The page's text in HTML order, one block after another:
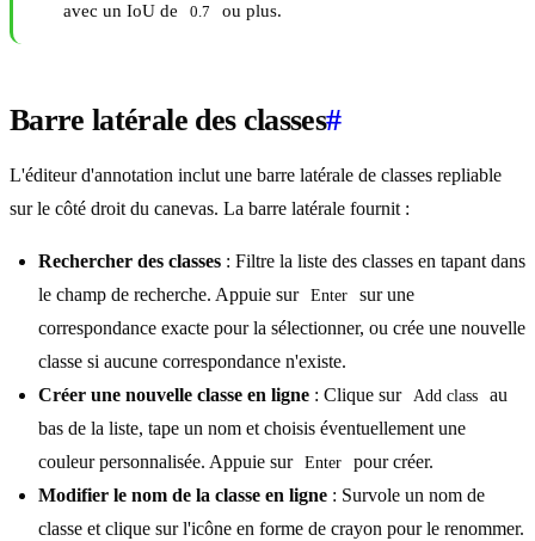
avec un IoU de
0.7 ou plus.
Barre latérale des classes#
L'éditeur d'annotation inclut une barre latérale de classes repliable
sur le côté droit du canevas. La barre latérale fournit :
Rechercher des classes : Filtre la liste des classes en tapant dans
le champ de recherche. Appuie sur Enter
sur une
correspondance exacte pour la sélectionner, ou crée une nouvelle
classe si aucune correspondance n'existe.
Créer une nouvelle classe en ligne : Clique sur Add class
au
bas de la liste, tape un nom et choisis éventuellement une
couleur personnalisée. Appuie sur Enter
pour créer.
Modifier le nom de la classe en ligne : Survole un nom de
classe et clique sur l'icône en forme de crayon pour le renommer.